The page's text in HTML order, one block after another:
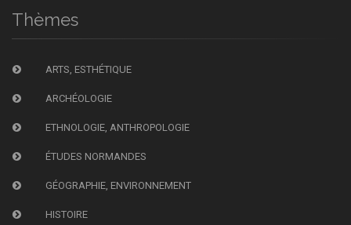
Thèmes
ARTS, ESTHÉTIQUE
ARCHÉOLOGIE
ETHNOLOGIE, ANTHROPOLOGIE
ÉTUDES NORMANDES
GÉOGRAPHIE, ENVIRONNEMENT
HISTOIRE